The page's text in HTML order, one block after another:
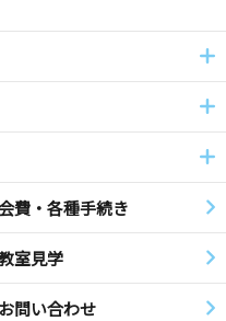
費・各種手続き
室見学
お問い合わせ